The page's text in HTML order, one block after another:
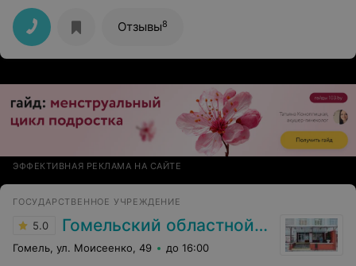
Отзывы8
ЭФФЕКТИВНАЯ РЕКЛАМА НА САЙТЕ
ГОСУДАРСТВЕННОЕ УЧРЕЖДЕНИЕ
5.0 Гомельский областной ЦГЭ и ОЗ
Гомель, ул. Моисеенко, 49 до 16:00